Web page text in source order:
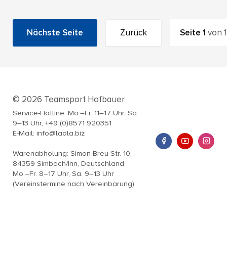
Nächste Seite Zurück Seite1 von1
© 2026 Teamsport Hofbauer
Service-Hotline: Mo.–Fr. 11–17 Uhr, Sa.
9–13 Uhr, +49 (0)8571 920351
E-Mail: info@laola.biz
Warenabholung: Simon-Breu-Str. 10,
84359 Simbach/Inn, Deutschland
Mo.–Fr. 8–17 Uhr, Sa. 9–13 Uhr
(Vereinstermine nach Vereinbarung)